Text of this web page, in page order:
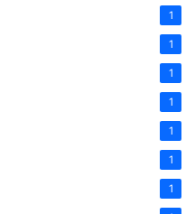
1
1
1
1
1
1
1